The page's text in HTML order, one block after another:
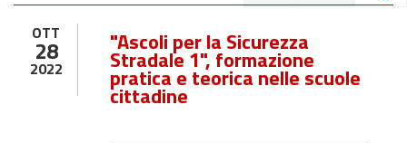
OTT
28
2022
"Ascoli per la Sicurezza
Stradale 1", formazione
pratica e teorica nelle scuole
cittadine